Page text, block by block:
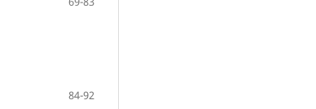
84-92